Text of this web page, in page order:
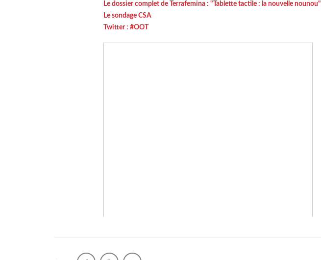
Le dossier complet de Terrafemina : "Tablette tactile : la nouvelle nounou"
Le sondage CSA
Twitter : #OOT